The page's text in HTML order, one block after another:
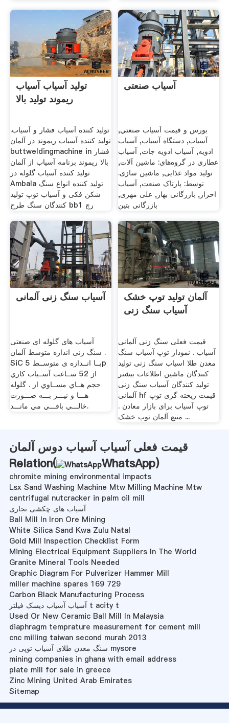
تولید آسیاب آسیاب
ریموند تولید بالا
تولید کننده آسیاب فشار و آسیاب.
تولید کننده آسیاب ریموند در آلمان
buttweldingmachine in فشار
بالا ریموند برنامه آسیاب از آلمان
تولید کننده آسیاب گلوله در
Ambala تولید کننده انواع سنگ
شکن فکی و آسیاب توپ تولید
کنندگان سنگ طرح bb1 رچ
آسیاب صنعتی
بورس و قیمت آسياب صنعتي,
آسياب, دستگاه آسياب, آسياب
ادويه, آسياب ادويه جات, آسياب
عطاري در گروه‌های: ماشین آلات,
تولید مواد غذایی, ماشین سازی.
توسط: پارتاک صنعت, آسیاب
احرار, بازرگانی بهار, علی مهری,
بازرگانی بتین
آسیاب سنگ زنی آلمانی
آسیاب های گلوله ای صنعتی
سنگ زنی اندازه متوسط آلمان .
SiC بــا انــدازه ی متوســط 5p
از 52 ســاعت آســیاب کاري
حجم هــاي مســاوي از . گلوله
هـــا و نیـــز بـــه صـــورت
خالـــي باقـــي مي مانـــد.
آلمان تولید توپ خشک
آسیاب سنگ زنی
قیمت فعلی سنگ زنی آلمانی
آسیاب . نمودار توپ آسیاب سنگ
معدن طلا اسیاب سنگ زنی تولید
کنندگان ماشین اطلاعات بیشتر
تولید کنندگان آسیاب سنگ زنی
آلمانی hf قیمت ریخته گری توپ
توپ آسیاب برای بازار معادن .
منبع آلمان توپ خشک ...
قیمت فعلی آسیاب آسیاب دوس آلمان
Relation(
WhatsApp)
chromite mining environmental impacts
Lsx Sand Washing Machine Mtw Milling Machine Mtw
centrifugal nutcracker in palm oil mill
آسیاب های چکشی تجاری
Ball Mill In Iron Ore Mining
White Silica Sand Kwa Zulu Natal
Gold Mill Inspection Checklist Form
Mining Electrical Equipment Suppliers In The World
Granite Mineral Tools Needed
Graphic Diagram For Pulverizer Hammer Mill
miller machine spares 169 729
Carbon Black Manufacturing Process
آسیاب آسیاب دیسک فیلتر t acity t
Used Or New Ceramic Ball Mill In Malaysia
diaphragm temprature measurement for cement mill
cnc milling taiwan second murah 2013
سنگ معدن طلای آسیاب توپی در mysore
mining companies in ghana with email address
plate mill for sale in greece
Zinc Mining United Arab Emirates
Sitemap